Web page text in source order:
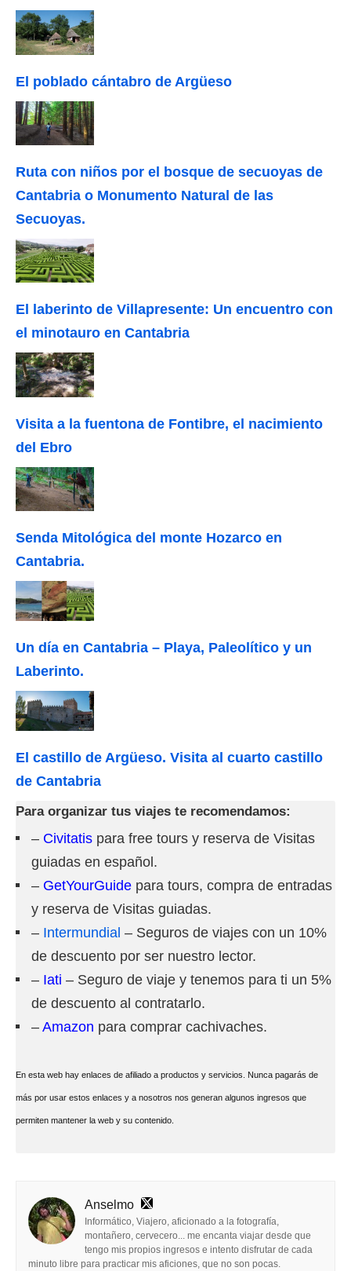
El poblado cántabro de Argüeso
Ruta con niños por el bosque de secuoyas de
Cantabria o Monumento Natural de las
Secuoyas.
El laberinto de Villapresente: Un encuentro con
el minotauro en Cantabria
Visita a la fuentona de Fontibre, el nacimiento
del Ebro
Senda Mitológica del monte Hozarco en
Cantabria.
Un día en Cantabria – Playa, Paleolítico y un
Laberinto.
El castillo de Argüeso. Visita al cuarto castillo
de Cantabria
Para organizar tus viajes te recomendamos:
– Civitatis para free tours y reserva de Visitas
guiadas en español.
– GetYourGuide para tours, compra de entradas
y reserva de Visitas guiadas.
– Intermundial – Seguros de viajes con un 10%
de descuento por ser nuestro lector.
– Iati – Seguro de viaje y tenemos para ti un 5%
de descuento al contratarlo.
– Amazon para comprar cachivaches.
En esta web hay enlaces de afiliado a productos y servicios. Nunca pagarás de
más por usar estos enlaces y a nosotros nos generan algunos ingresos que
permiten mantener la web y su contenido.
Anselmo
Informático, Viajero, aficionado a la fotografía,
montañero, cervecero... me encanta viajar desde que
tengo mis propios ingresos e intento disfrutar de cada
minuto libre para practicar mis aficiones, que no son pocas.